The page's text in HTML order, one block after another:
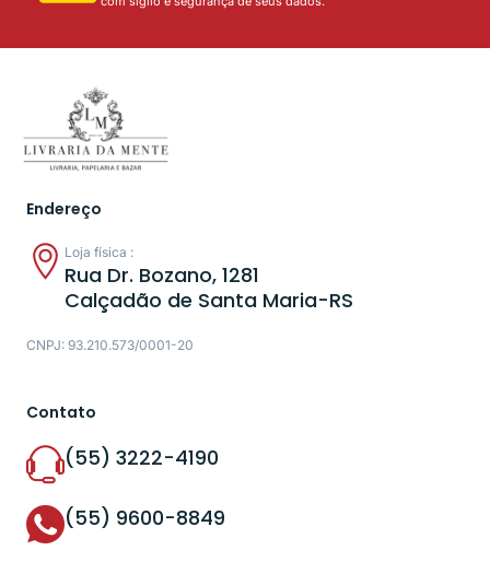
Endereço
Loja física :
Rua Dr. Bozano, 1281
Calçadão de Santa Maria-RS
CNPJ: 93.210.573/0001-20
Contato
(55) 3222-4190
(55) 9600-8849